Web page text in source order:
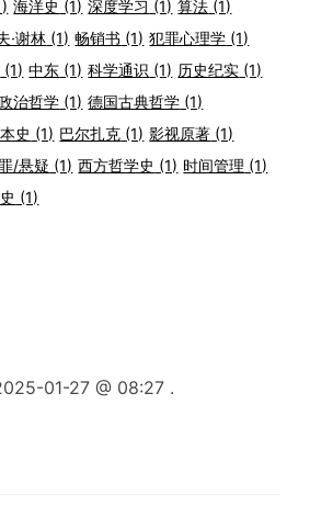
海洋史 (1) 深度学习 (1) 算法 (1)
·谢林 (1) 畅销书 (1) 犯罪心理学 (1)
(1) 中东 (1) 科学通识 (1) 历史纪实 (1)
治哲学 (1) 德国古典哲学 (1)
史 (1) 巴尔扎克 (1) 影视原著 (1)
/悬疑 (1) 西方哲学史 (1) 时间管理 (1)
(1)
01-27 @ 08:27 .